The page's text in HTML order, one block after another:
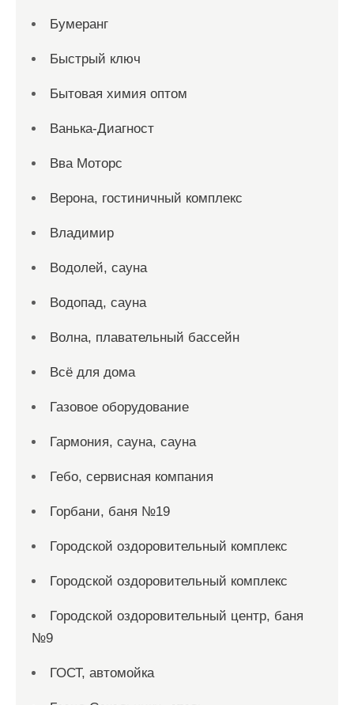
Бумеранг
Быстрый ключ
Бытовая химия оптом
Ванька-Диагност
Вва Моторс
Верона, гостиничный комплекс
Владимир
Водолей, сауна
Водопад, сауна
Волна, плавательный бассейн
Всё для дома
Газовое оборудование
Гармония, сауна, сауна
Гебо, сервисная компания
Горбани, баня №19
Городской оздоровительный комплекс
Городской оздоровительный комплекс
Городской оздоровительный центр, баня
№9
ГОСТ, автомойка